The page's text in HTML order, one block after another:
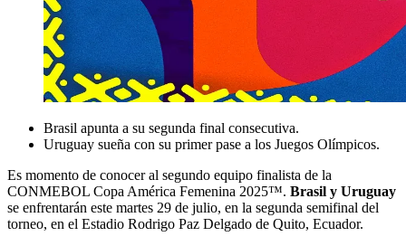
Brasil apunta a su segunda final consecutiva.
Uruguay sueña con su primer pase a los Juegos Olímpicos.
Es momento de conocer al segundo equipo finalista de la
CONMEBOL Copa América Femenina 2025™. Brasil y Uruguay
se enfrentarán este martes 29 de julio, en la segunda semifinal del
torneo, en el Estadio Rodrigo Paz Delgado de Quito, Ecuador.